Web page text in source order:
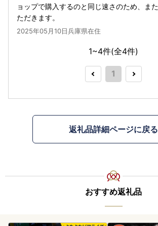
ョップで購入するのと同じ速さのため、ま
ただきます。
2025年05月10日兵庫県在住
1~4件(全4件)
1
返礼品詳細ページに戻る
おすすめ返礼品